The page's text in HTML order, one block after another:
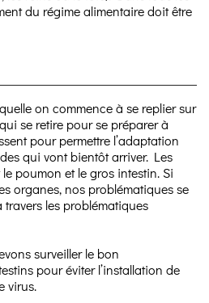
du régime alimentaire doit être
on commence à se replier sur
se retire pour se préparer à
pour permettre l’adaptation
qui vont bientôt arriver. Les
poumon et le gros intestin. Si
organes, nos problématiques se
les problématiques
surveiller le bon
pour éviter l’installation de
virus.